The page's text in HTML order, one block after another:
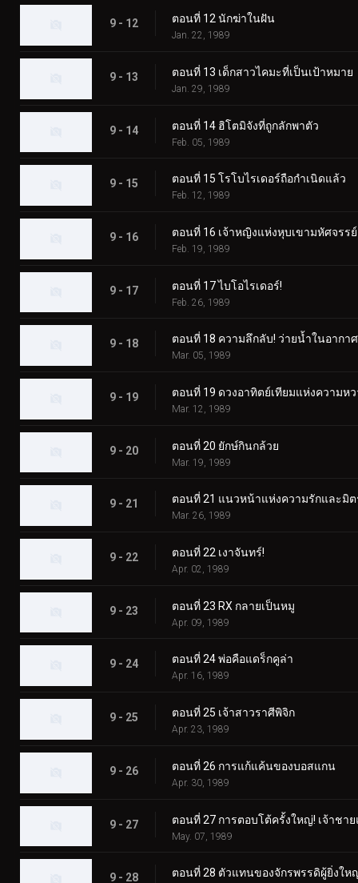
9 - 12 ตอนที่ 12 นักฆ่าในฝัน
Jan. 22, 1989
9 - 13 ตอนที่ 13 เด็กสาวไคมะที่เป็นเป้าหมาย
Jan. 29, 1989
9 - 14 ตอนที่ 14 ฮิโตมิจังที่ถูกลักพาตัว
Feb. 05, 1989
9 - 15 ตอนที่ 15 โรโบไรเดอร์ถือกำเนิดแล้ว
Feb. 12, 1989
9 - 16 ตอนที่ 16 เจ้าหญิงแห่งหุบเขามหัศจรรย์
Feb. 19, 1989
9 - 17 ตอนที่ 17 ไบโอไรเดอร์!
Feb. 26, 1989
9 - 18 ตอนที่ 18 ความลึกลับ! ว่ายน้ำในอากา
Mar. 05, 1989
9 - 19 ตอนที่ 19 ดวงอาทิตย์เทียมแห่งความห
Mar. 12, 1989
9 - 20 ตอนที่ 20 ยักษ์กินกล้วย
Mar. 19, 1989
9 - 21 ตอนที่ 21 แนวหน้าแห่งความรักและมิ
Mar. 26, 1989
9 - 22 ตอนที่ 22 เงาจันทร์!
Apr. 02, 1989
9 - 23 ตอนที่ 23 RX กลายเป็นหมู
Apr. 09, 1989
9 - 24 ตอนที่ 24 พ่อคือแดร็กคูล่า
Apr. 16, 1989
9 - 25 ตอนที่ 25 เจ้าสาวราศีพิจิก
Apr. 23, 1989
9 - 26 ตอนที่ 26 การแก้แค้นของบอสแกน
Apr. 30, 1989
9 - 27 ตอนที่ 27 การตอบโต้ครั้งใหญ่! เจ้าชาย
May. 07, 1989
9 - 28 ตอนที่ 28 ตัวแทนของจักรพรรดิผู้ยิ่งให